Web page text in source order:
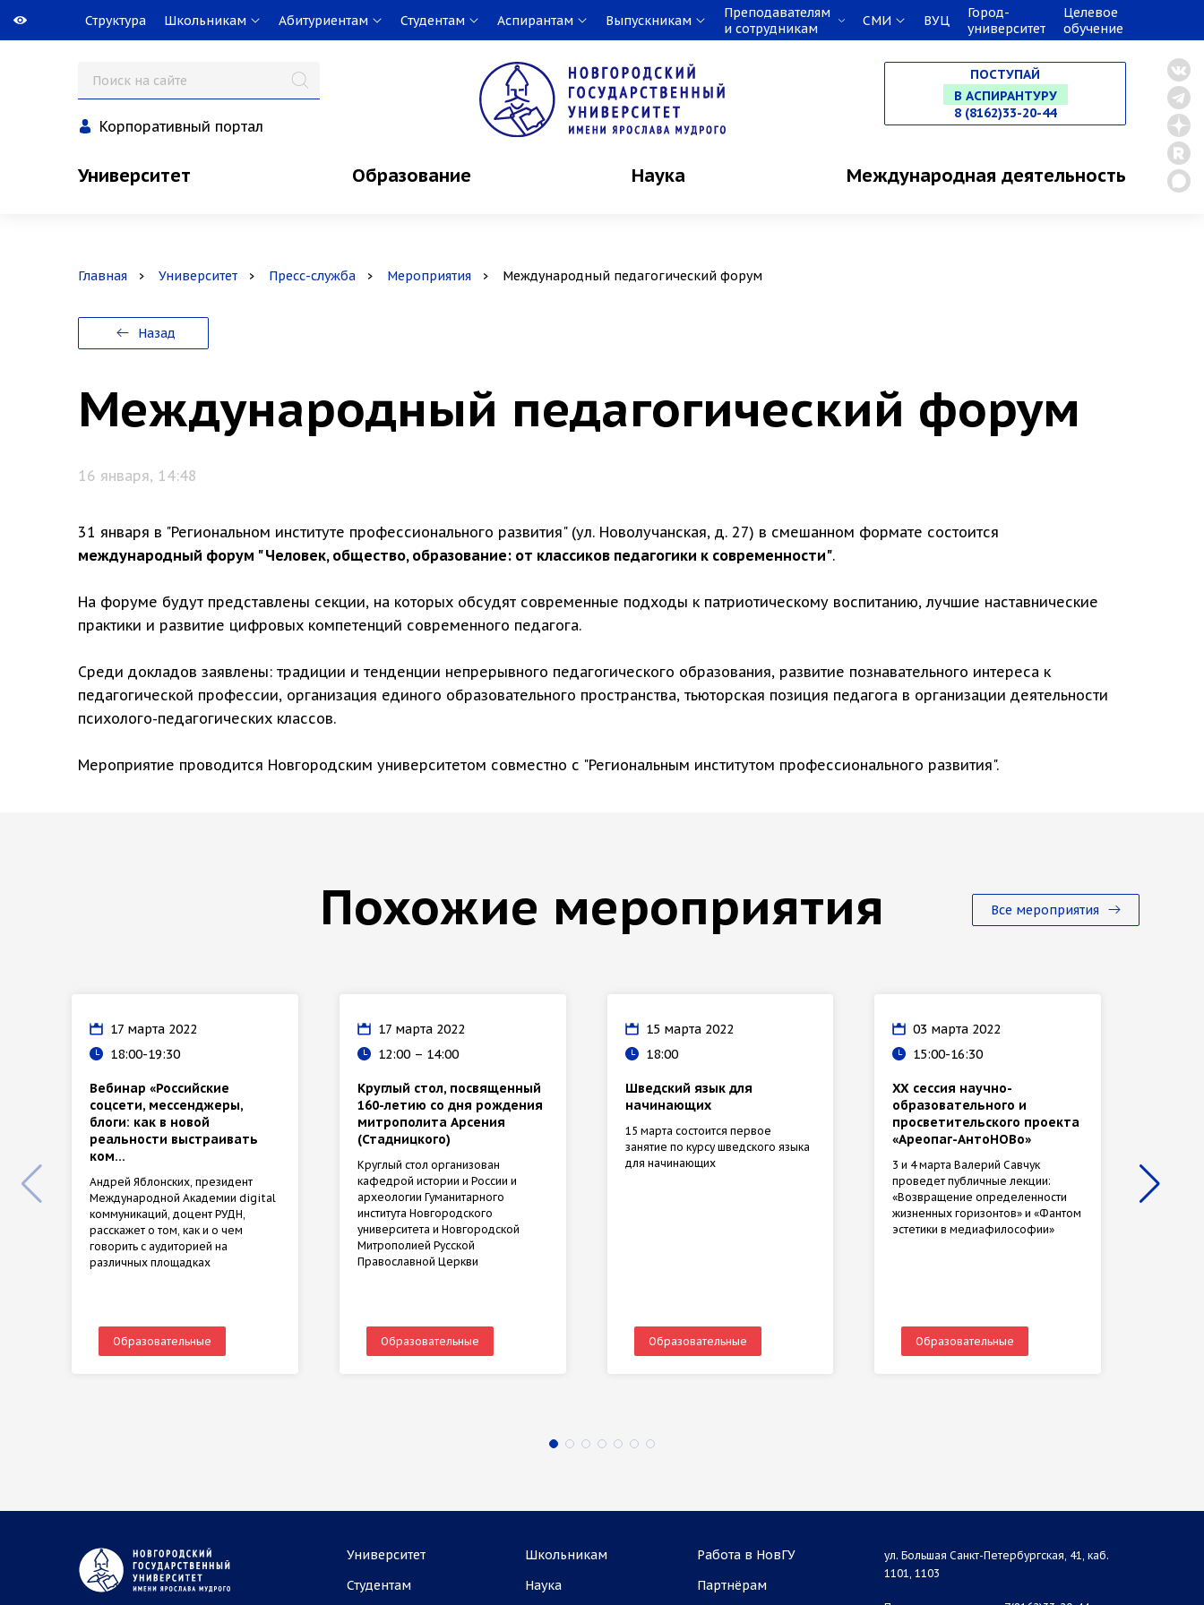
Структура Школьникам Абитуриентам Студентам Аспирантам Выпускникам
Преподавателям
и сотрудникам
СМИ ВУЦ
Город-
университет
Целевое
обучение
Корпоративный портал
ПОСТУПАЙ
НА СПЕЦИАЛИТЕТ
В МАГИСТРАТУРУ
8 (8162)33-20-44
Университет Образование Наука Международная деятельность
Главная Университет Пресс-служба Мероприятия Международный педагогический форум
Назад
Международный педагогический форум
16 января, 14:48
31 января в "Региональном институте профессионального развития" (ул. Новолучанская, д. 27) в смешанном формате состоится
международный форум " Человек, общество, образование: от классиков педагогики к современности".
На форуме будут представлены секции, на которых обсудят современные подходы к патриотическому воспитанию, лучшие наставнические
практики и развитие цифровых компетенций современного педагога.
Среди докладов заявлены: традиции и тенденции непрерывного педагогического образования, развитие познавательного интереса к
педагогической профессии, организация единого образовательного пространства, тьюторская позиция педагога в организации деятельности
психолого-педагогических классов.
Мероприятие проводится Новгородским университетом совместно с "Региональным институтом профессионального развития".
Похожие мероприятия Все мероприятия
17 марта 2022
18:00-19:30
Вебинар «Российские
соцсети, мессенджеры,
блоги: как в новой
реальности выстраивать
ком...
Андрей Яблонских, президент
Международной Академии digital
коммуникаций, доцент РУДН,
расскажет о том, как и о чем
говорить с аудиторией на
различных площадках
Образовательные
17 марта 2022
12:00 – 14:00
Круглый стол, посвященный
160-летию со дня рождения
митрополита Арсения
(Стадницкого)
Круглый стол организован
кафедрой истории и России и
археологии Гуманитарного
института Новгородского
университета и Новгородской
Митрополией Русской
Православной Церкви
Образовательные
15 марта 2022
18:00
Шведский язык для
начинающих
15 марта состоится первое
занятие по курсу шведского языка
для начинающих
Образовательные
03 марта 2022
15:00-16:30
XX сессия научно-
образовательного и
просветительского проекта
«Ареопаг-АнтоНОВо»
3 и 4 марта Валерий Савчук
проведет публичные лекции:
«Возвращение определенности
жизненных горизонтов» и «Фантом
эстетики в медиафилософии»
Образовательные
Университет
Студентам
Школьникам
Наука
Работа в НовГУ
Партнёрам
ул. Большая Санкт-Петербургская, 41, каб.
1101, 1103